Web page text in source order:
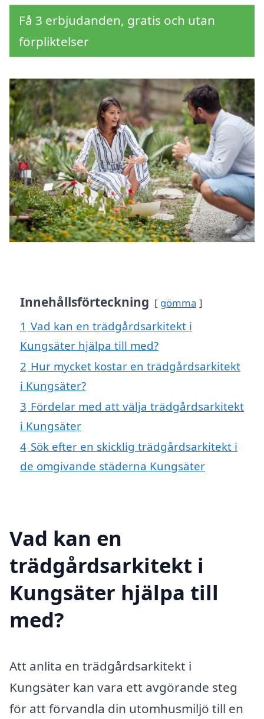
Få 3 erbjudanden, gratis och utan
förpliktelser
Innehållsförteckning gömma
1 Vad kan en trädgårdsarkitekt i
Kungsäter hjälpa till med?
2 Hur mycket kostar en trädgårdsarkitekt
i Kungsäter?
3 Fördelar med att välja trädgårdsarkitekt
i Kungsäter
4 Sök efter en skicklig trädgårdsarkitekt i
de omgivande städerna Kungsäter
Vad kan en
trädgårdsarkitekt i
Kungsäter hjälpa till
med?
Att anlita en trädgårdsarkitekt i
Kungsäter kan vara ett avgörande steg
för att förvandla din utomhusmiljö till en